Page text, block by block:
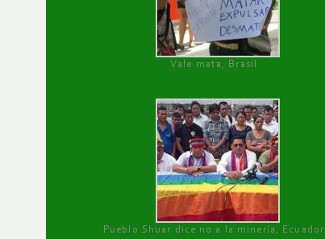
Vale mata, Brasil
Pueblo Shuar dice no a la minería, Ecuador